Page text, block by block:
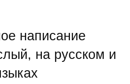
на русском и